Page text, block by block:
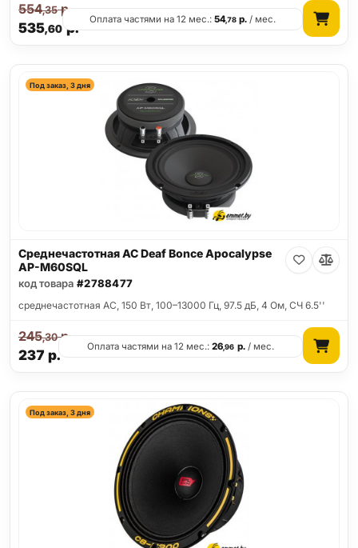
535,60р.
554,35р.
Оплата частями на 12 мес.:54,78 р. / мес.
Под заказ, 3 дня
Среднечастотная АС Deaf Bonce Apocalypse
AP-M60SQL
код товара #2788477
среднечастотная АС, 150 Вт, 100–13000 Гц, 97.5 дБ, 4 Ом, СЧ 6.5''
237 р.
245,30р.
Оплата частями на 12 мес.:26,96 р./ мес.
Под заказ, 3 дня